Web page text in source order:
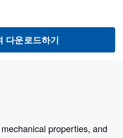
다운로드하기
properties, and